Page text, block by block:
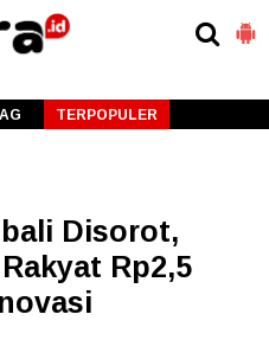
TERPOPULER
Disorot,
Rp2,5